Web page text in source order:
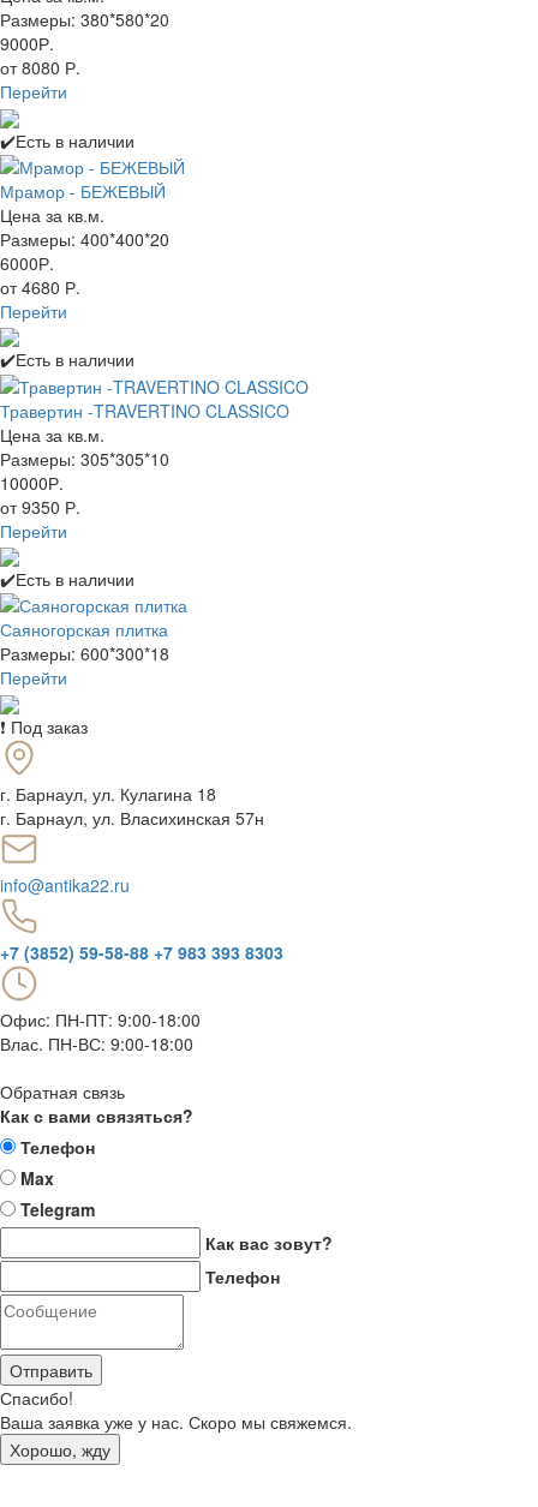
Размеры: 380*580*20
9000Р.
от 8080 Р.
Перейти
✔️Есть в наличии
Мрамор - БЕЖЕВЫЙ
Цена за кв.м.
Размеры: 400*400*20
6000Р.
от 4680 Р.
Перейти
✔️Есть в наличии
Травертин -TRAVERTINO CLASSICO
Цена за кв.м.
Размеры: 305*305*10
10000Р.
от 9350 Р.
Перейти
✔️Есть в наличии
Саяногорская плитка
Размеры: 600*300*18
Перейти
❗ Под заказ
г. Барнаул, ул. Кулагина 18
г. Барнаул, ул. Власихинская 57н
info@antika22.ru
+7 (3852) 59-58-88 +7 983 393 8303
Офис: ПН-ПТ: 9:00-18:00
Влас. ПН-ВС: 9:00-18:00
Обратная связь
Как с вами связяться?
Телефон
Max
Telegram
Как вас зовут?
Телефон
Отправить
Спасибо!
Ваша заявка уже у нас. Скоро мы свяжемся.
Хорошо, жду